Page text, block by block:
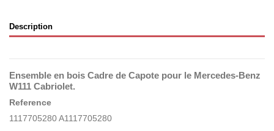
Description
Ensemble en bois Cadre de Capote pour le Mercedes-Benz
W111 Cabriolet.
Reference
1117705280 A1117705280